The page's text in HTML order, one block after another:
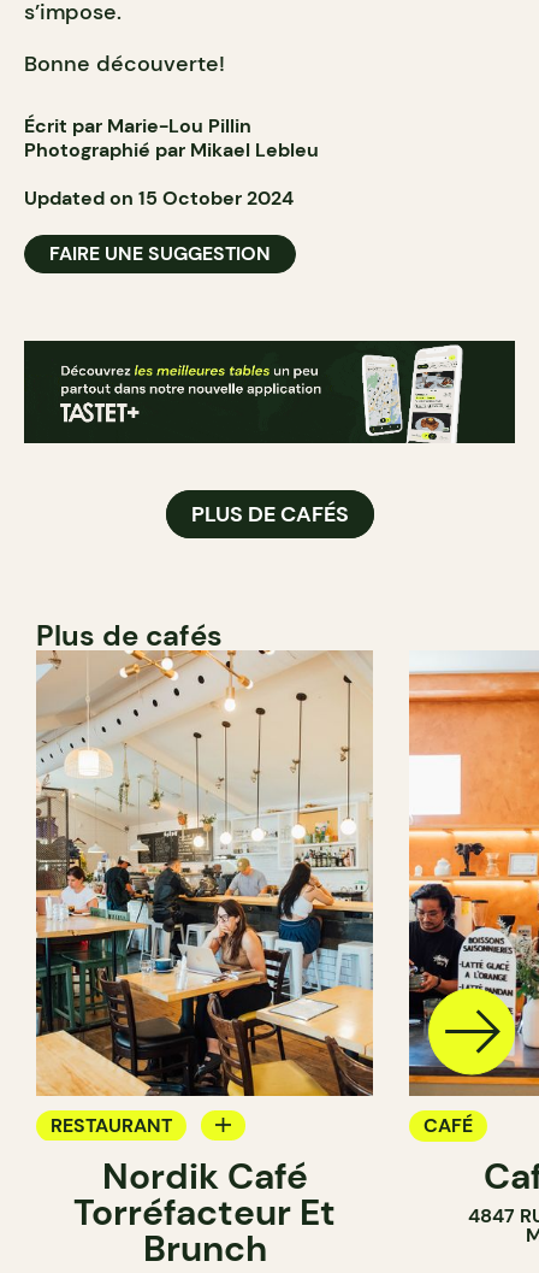
s’impose.
Bonne découverte!
Écrit par Marie-Lou Pillin
Photographié par Mikael Lebleu
Updated on 15 October 2024
FAIRE UNE SUGGESTION
PLUS DE CAFÉS
Plus de cafés
RESTAURANT
Nordik Café
Torréfacteur Et
Brunch
CAFÉ
4847